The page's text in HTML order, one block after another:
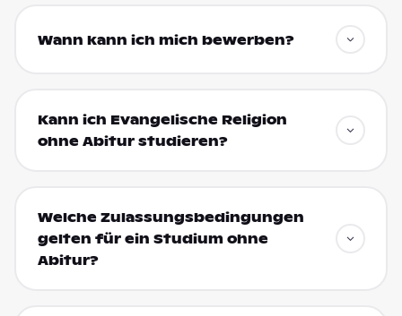
Wann kann ich mich bewerben?
Kann ich Evangelische Religion
ohne Abitur studieren?
Welche Zulassungsbedingungen
gelten für ein Studium ohne
Abitur?